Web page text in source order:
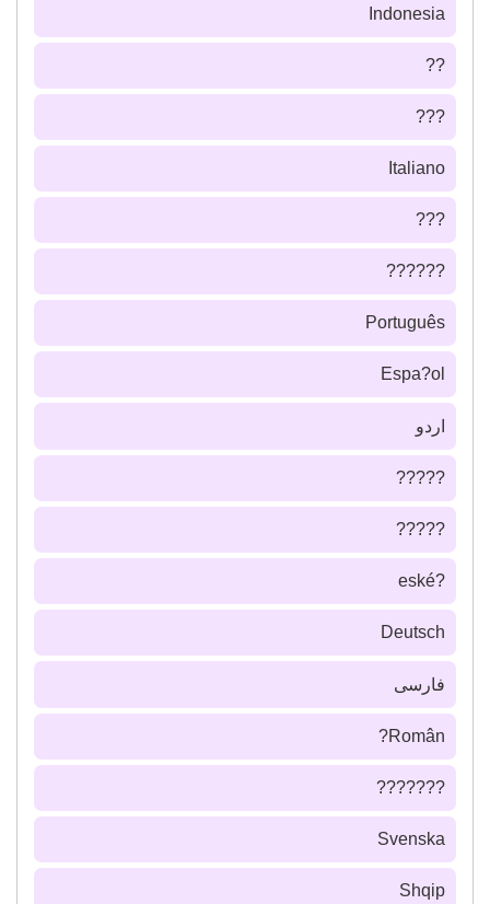
Indonesia
??
???
Italiano
???
??????
Português
Espa?ol
اردو
?????
?????
?eské
Deutsch
فارسى
Român?
???????
Svenska
Shqip